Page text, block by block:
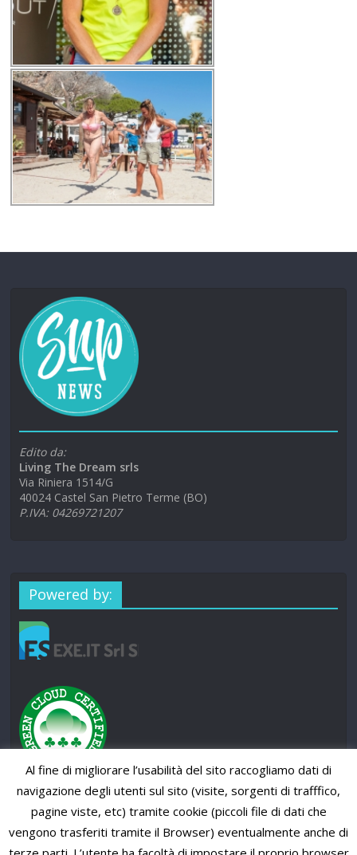
Edito da:
Living The Dream srls
Via Riniera 1514/G
40024 Castel San Pietro Terme (BO)
P.IVA: 04269721207
Powered by:
Al fine di migliorare l’usabilità del sito raccogliamo dati di
navigazione degli utenti sul sito (visite, sorgenti di trafffico,
pagine viste, etc) tramite cookie (piccoli file di dati che
vengono trasferiti tramite il Browser) eventualmente anche di